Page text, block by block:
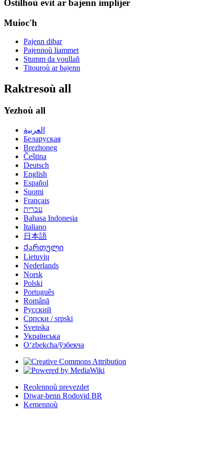
Ostilhoù evit ar bajenn implijer
Muioc'h
Pajenn dibar
Pajennoù liammet
Stumm da voullañ
Titouroù ar bajenn
Raktresoù all
Yezhoù all
العربية
Беларуская
Brezhoneg
Čeština
Deutsch
English
Español
Suomi
Français
עברית
Bahasa Indonesia
Italiano
日本語
Ქართული
Lietuvių
Nederlands
Norsk
Polski
Português
Română
Русский
Српски / srpski
Svenska
Українська
Oʻzbekcha/ўзбекча
Reolennoù prevezdet
Diwar-benn Rodovid BR
Kemennoù